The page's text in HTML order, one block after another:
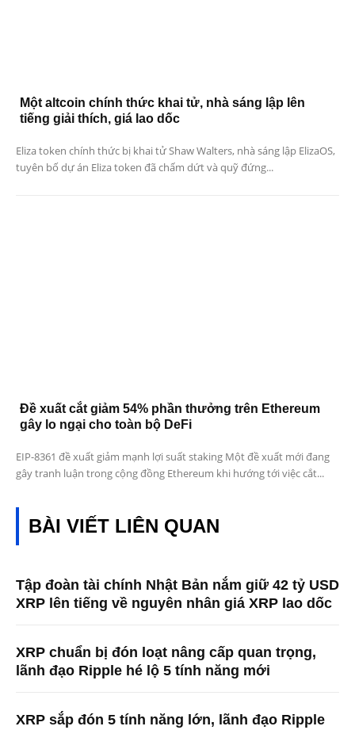
Một altcoin chính thức khai tử, nhà sáng lập lên
tiếng giải thích, giá lao dốc
Eliza token chính thức bị khai tử Shaw Walters, nhà sáng lập ElizaOS,
tuyên bố dự án Eliza token đã chấm dứt và quỹ đứng...
Đề xuất cắt giảm 54% phần thưởng trên Ethereum
gây lo ngại cho toàn bộ DeFi
EIP-8361 đề xuất giảm mạnh lợi suất staking Một đề xuất mới đang
gây tranh luận trong cộng đồng Ethereum khi hướng tới việc cắt...
BÀI VIẾT LIÊN QUAN
Tập đoàn tài chính Nhật Bản nắm giữ 42 tỷ USD
XRP lên tiếng về nguyên nhân giá XRP lao dốc
XRP chuẩn bị đón loạt nâng cấp quan trọng,
lãnh đạo Ripple hé lộ 5 tính năng mới
XRP sắp đón 5 tính năng lớn, lãnh đạo Ripple